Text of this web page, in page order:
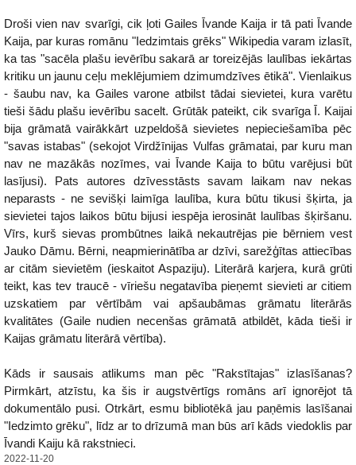
Droši vien nav svarīgi, cik ļoti Gailes Īvande Kaija ir tā pati Īvande
Kaija, par kuras romānu "Iedzimtais grēks" Wikipedia varam izlasīt,
ka tas "sacēla plašu ievērību sakarā ar toreizējās laulības iekārtas
kritiku un jaunu ceļu meklējumiem dzimumdzīves ētikā". Vienlaikus
- šaubu nav, ka Gailes varone atbilst tādai sievietei, kura varētu
tieši šādu plašu ievērību sacelt. Grūtāk pateikt, cik svarīga Ī. Kaijai
bija grāmatā vairākkārt uzpeldošā sievietes nepieciešamība pēc
"savas istabas" (sekojot Virdžīnijas Vulfas grāmatai, par kuru man
nav ne mazākās nozīmes, vai Īvande Kaija to būtu varējusi būt
lasījusi). Pats autores dzīvesstāsts savam laikam nav nekas
neparasts - ne sevišķi laimīga laulība, kura būtu tikusi šķirta, ja
sievietei tajos laikos būtu bijusi iespēja ierosināt laulības šķiršanu.
Vīrs, kurš sievas prombūtnes laikā nekautrējas pie bērniem vest
Jauko Dāmu. Bērni, neapmierinātība ar dzīvi, sarežģītas attiecības
ar citām sievietēm (ieskaitot Aspaziju). Literārā karjera, kurā grūti
teikt, kas tev traucē - vīriešu negatavība pieņemt sievieti ar citiem
uzskatiem par vērtībām vai apšaubāmas grāmatu literārās
kvalitātes (Gaile nudien necenšas grāmatā atbildēt, kāda tieši ir
Kaijas grāmatu literārā vērtība).
Kāds ir sausais atlikums man pēc "Rakstītajas" izlasīšanas?
Pirmkārt, atzīstu, ka šis ir augstvērtīgs romāns arī ignorējot tā
dokumentālo pusi. Otrkārt, esmu bibliotēkā jau paņēmis lasīšanai
"Iedzimto grēku", līdz ar to drīzumā man būs arī kāds viedoklis par
Īvandi Kaiju kā rakstnieci.
2022-11-20